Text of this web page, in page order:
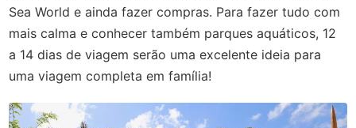
Sea World e ainda fazer compras. Para fazer tudo com
mais calma e conhecer também parques aquáticos, 12
a 14 dias de viagem serão uma excelente ideia para
uma viagem completa em família!